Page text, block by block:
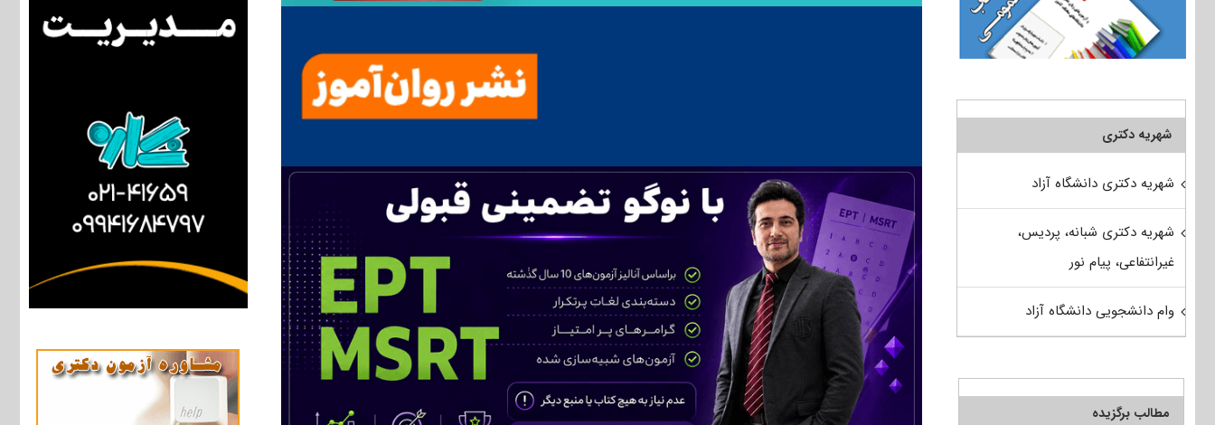
شهریه دکتری
شهریه دکتری دانشگاه آزاد
شهریه دکتری شبانه، پردیس،
غیرانتفاعی، پیام نور
وام دانشجویی دانشگاه آزاد
مطالب برگزیده